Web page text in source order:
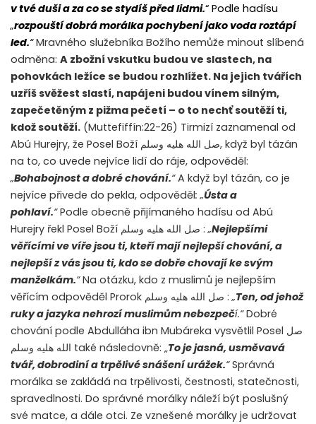
v tvé duši a za co se stydíš před lidmi.“ Podle hadísu
„rozpouští dobrá morálka pochybení jako voda roztápí
led.“ Mravného služebníka Božího nemůže minout slíbená
odměna: A zbožní vskutku budou ve slastech, na
pohovkách ležíce se budou rozhlížet. Na jejich tvářích
uzříš svěžest slastí, napájeni budou vínem silným,
zapečetěným z pižma pečetí – o to nechť soutěží ti,
kdož soutěží. (Muttefiffín:22-26) Tirmizí zaznamenal od
Abú Hurejry, že Posel Boží صل الله هليه وسلم, když byl tázán
na to, co uvede nejvíce lidí do ráje, odpověděl:
„Bohabojnost a dobré chování.“A když byl tázán, co je
nejvíce přivede do pekla, odpověděl: „Ústa a
pohlaví.“Podle obecně přijímaného hadísu od Abú
Hurejry řekl Posel Boží
:„Nejlepšími
věřícími ve víře jsou ti, kteří mají nejlepší chování, a
nejlepší z vás jsou ti, kdo se dobře chovají ke svým
manželkám.“Na otázku, kdo z muslimů je nejlepším
věřícím odpověděl Prorok
:„Ten, od jehož
ruky a jazyka nehrozí muslimům nebezpečí.“Dobré
chování podle Abdulláha ibn Mubáreka vysvětlil Posel صل
také následovně: „To je jasná, usměvavá
tvář, dobrodiní a trpělivé snášení urážek.“Správná
morálka se zakládá na trpělivosti, čestnosti, statečnosti,
spravedlnosti. Do správné morálky náleží být poslušný
své matce, a dále otci. Ze vznešené morálky je udržovat